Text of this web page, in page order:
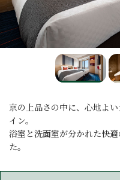
京の上品さの中に、心地よ
イン。
浴室と洗面室が分かれた快
た。